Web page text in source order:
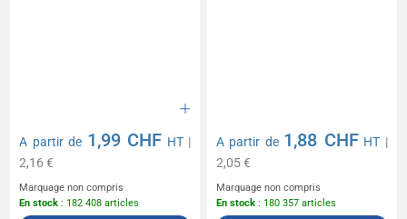
A partir de 1,99 CHF HT|
2,16 €
Marquage non compris
En stock : 182 408 articles
A partir de 1,88 CHF HT |
2,05 €
Marquage non compris
En stock : 180 357 articles